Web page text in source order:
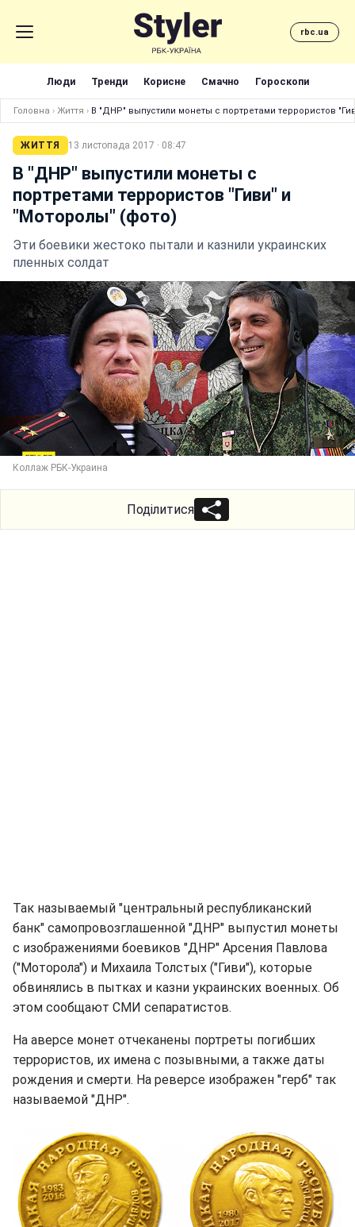
rbc.ua
Люди Тренди Корисне Смачно Гороскопи
Головна › Життя › В "ДНР" выпустили монеты с портретами террористов
ЖИТТЯ 13 листопада 2017 · 08:47
В "ДНР" выпустили монеты с
портретами террористов "Гиви" и
"Моторолы" (фото)
Эти боевики жестоко пытали и казнили украинских
пленных солдат
Коллаж РБК-Украина
Поділитися
Так называемый "центральный республиканский
банк" самопровозглашенной "ДНР" выпустил монеты
с изображениями боевиков "ДНР" Арсения Павлова
("Моторола") и Михаила Толстых ("Гиви"), которые
обвинялись в пытках и казни украинских военных. Об
этом сообщают СМИ сепаратистов.
На аверсе монет отчеканены портреты погибших
террористов, их имена с позывными, а также даты
рождения и смерти. На реверсе изображен "герб" так
называемой "ДНР".